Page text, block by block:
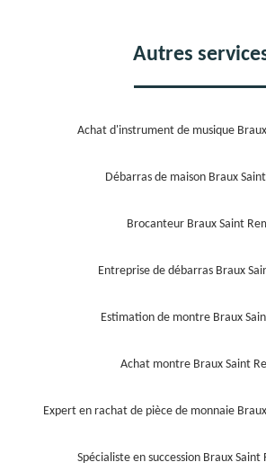
Autres
Achat d'instrument de musique
Débarras de maison Braux
Brocanteur Braux Saint
Entreprise de débarras Braux
Estimation de montre Braux
Achat montre Braux Saint
Expert en rachat de pièce de monnaie
Spécialiste en succession Braux Saint